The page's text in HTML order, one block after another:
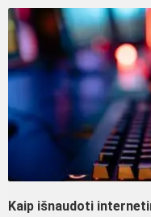
Kaip išnaudoti